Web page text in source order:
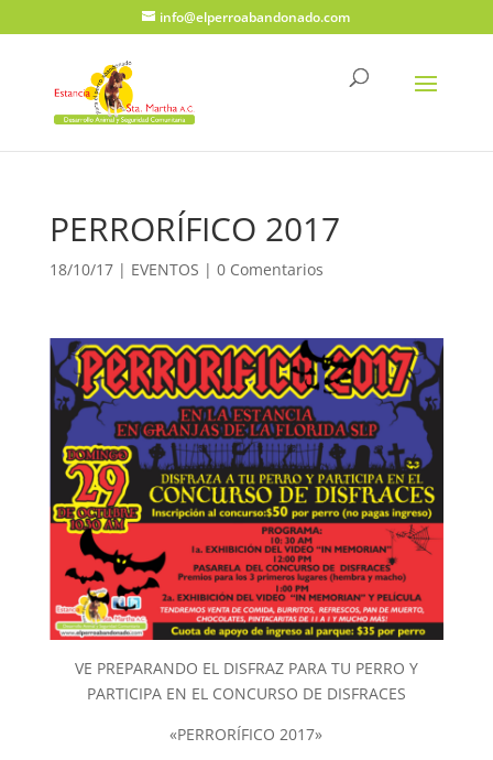
info@elperroabandonado.com
PERRORÍFICO 2017
18/10/17| EVENTOS | 0 Comentarios
VE PREPARANDO EL DISFRAZ PARA TU PERRO Y
PARTICIPA EN EL CONCURSO DE DISFRACES
«PERRORÍFICO 2017»